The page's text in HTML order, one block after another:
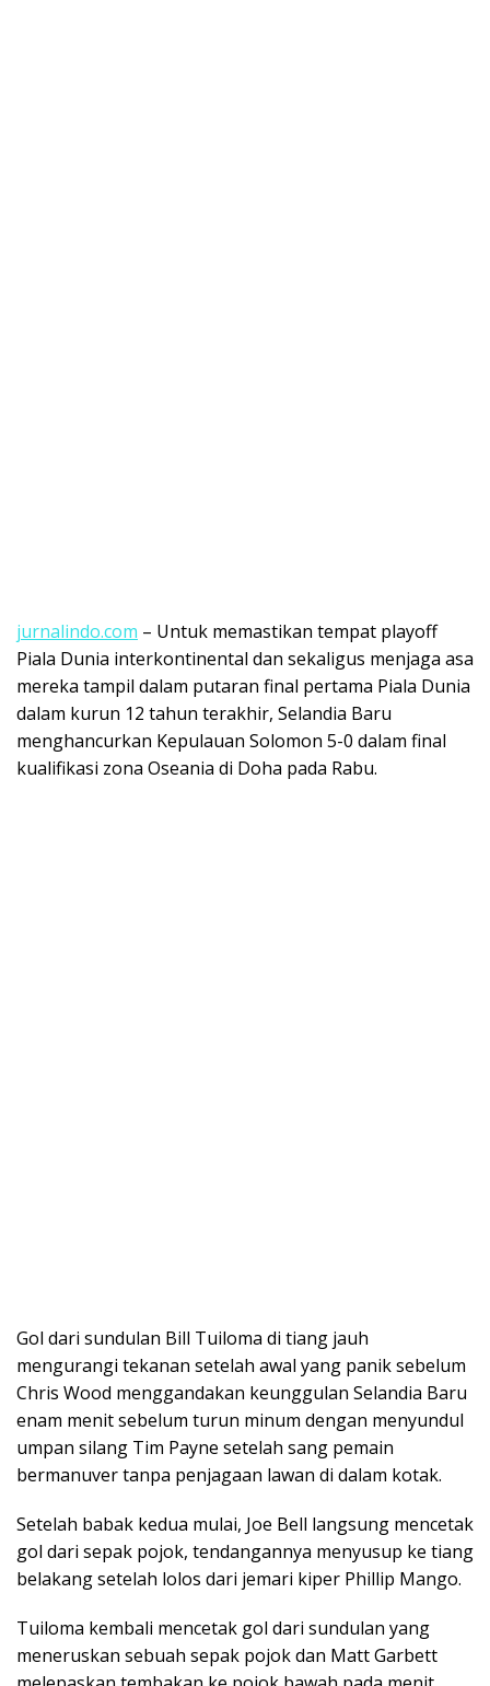
jurnalindo.com – Untuk memastikan tempat playoff
Piala Dunia interkontinental dan sekaligus menjaga asa
mereka tampil dalam putaran final pertama Piala Dunia
dalam kurun 12 tahun terakhir, Selandia Baru
menghancurkan Kepulauan Solomon 5-0 dalam final
kualifikasi zona Oseania di Doha pada Rabu.
Gol dari sundulan Bill Tuiloma di tiang jauh
mengurangi tekanan setelah awal yang panik sebelum
Chris Wood menggandakan keunggulan Selandia Baru
enam menit sebelum turun minum dengan menyundul
umpan silang Tim Payne setelah sang pemain
bermanuver tanpa penjagaan lawan di dalam kotak.
Setelah babak kedua mulai, Joe Bell langsung mencetak
gol dari sepak pojok, tendangannya menyusup ke tiang
belakang setelah lolos dari jemari kiper Phillip Mango.
Tuiloma kembali mencetak gol dari sundulan yang
meneruskan sebuah sepak pojok dan Matt Garbett